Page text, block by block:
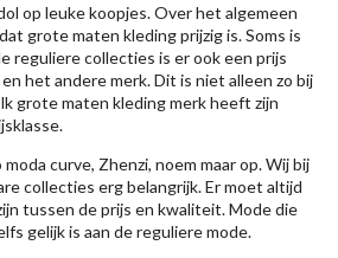
op leuke koopjes. Over het algemeen
grote maten kleding prijzig is. Soms is
reguliere collecties is er ook een prijs
het andere merk. Dit is niet alleen zo bij
grote maten kleding merk heeft zijn
moda curve, Zhenzi, noem maar op. Wij bij
collecties erg belangrijk. Er moet altijd
tussen de prijs en kwaliteit. Mode die
gelijk is aan de reguliere mode.